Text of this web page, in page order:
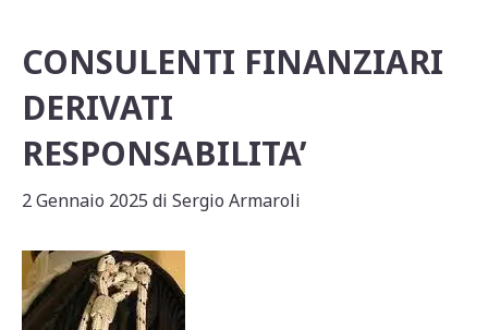
CONSULENTI FINANZIARI
DERIVATI
RESPONSABILITA’
2 Gennaio 2025 di Sergio Armaroli